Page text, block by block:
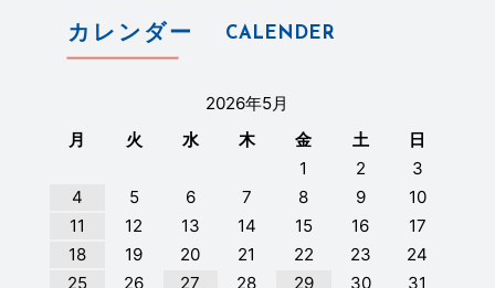
カレンダー CALENDER
2026年5月
月
火 水 木 金 土
日
1
2
3
4
5 6 7 8 9
10
11
12 13 14 15 16
17
18
19 20 21 22 23
24
25
26 27 28 29 30
31